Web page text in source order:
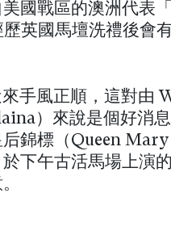
國戰區的澳洲代表
英國馬壇洗禮後會
手風正順，這對由
）來說是個好消
錦標（Queen
下午古活馬場上演